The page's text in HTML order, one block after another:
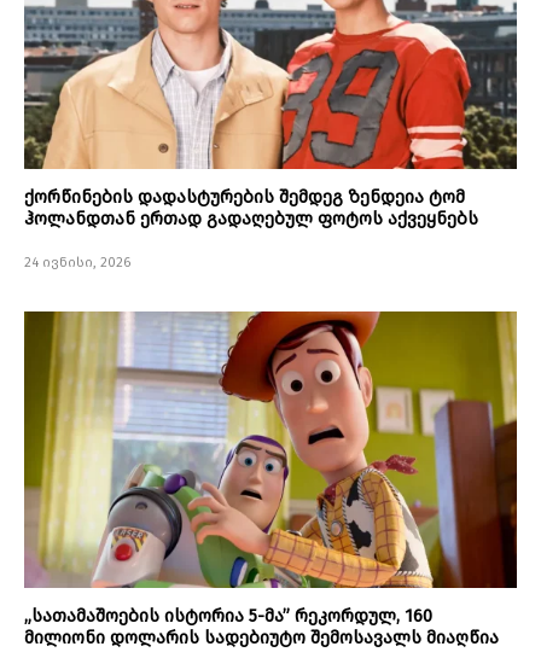
ქორწინების დადასტურების შემდეგ ზენდეია ტომ
ჰოლანდთან ერთად გადაღებულ ფოტოს აქვეყნებს
24 ივნისი, 2026
„სათამაშოების ისტორია 5-მა” რეკორდულ, 160
მილიონი დოლარის სადებიუტო შემოსავალს მიაღწია